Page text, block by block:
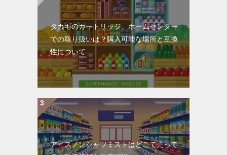
タカギのカートリッジ、ホームセンター
での取り扱いは？購入可能な場所と互換
性について
アイスノンシャツミストはどこで売って